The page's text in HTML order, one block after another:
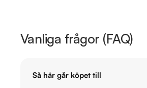
Vanliga frågor (FAQ)
Så här går köpet till